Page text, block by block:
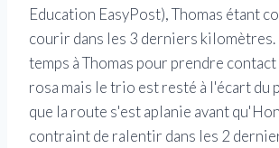
Education EasyPost), Thomas étant
courir dans les 3 derniers kilomètres.
temps à Thomas pour prendre contact
rosa mais le trio est resté à l'écart du
que la route s'est aplanie avant
contraint de ralentir dans les 2